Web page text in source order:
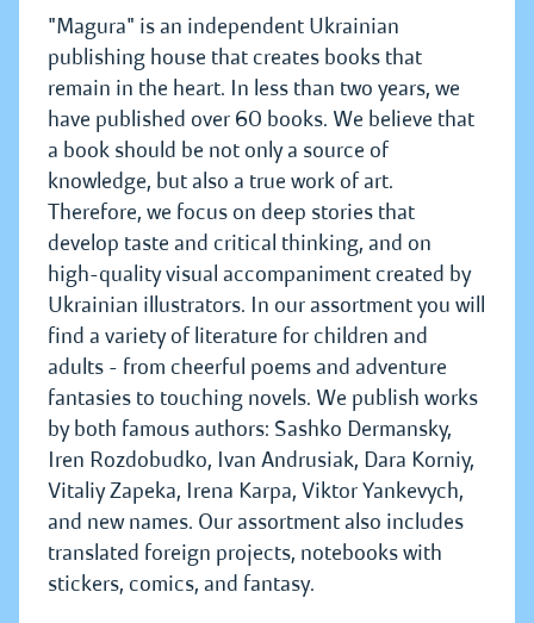
"Magura" is an independent Ukrainian
publishing house that creates books that
remain in the heart. In less than two years, we
have published over 60 books. We believe that
a book should be not only a source of
knowledge, but also a true work of art.
Therefore, we focus on deep stories that
develop taste and critical thinking, and on
high-quality visual accompaniment created by
Ukrainian illustrators. In our assortment you will
find a variety of literature for children and
adults - from cheerful poems and adventure
fantasies to touching novels. We publish works
by both famous authors: Sashko Dermansky,
Iren Rozdobudko, Ivan Andrusiak, Dara Korniy,
Vitaliy Zapeka, Irena Karpa, Viktor Yankevych,
and new names. Our assortment also includes
translated foreign projects, notebooks with
stickers, comics, and fantasy.